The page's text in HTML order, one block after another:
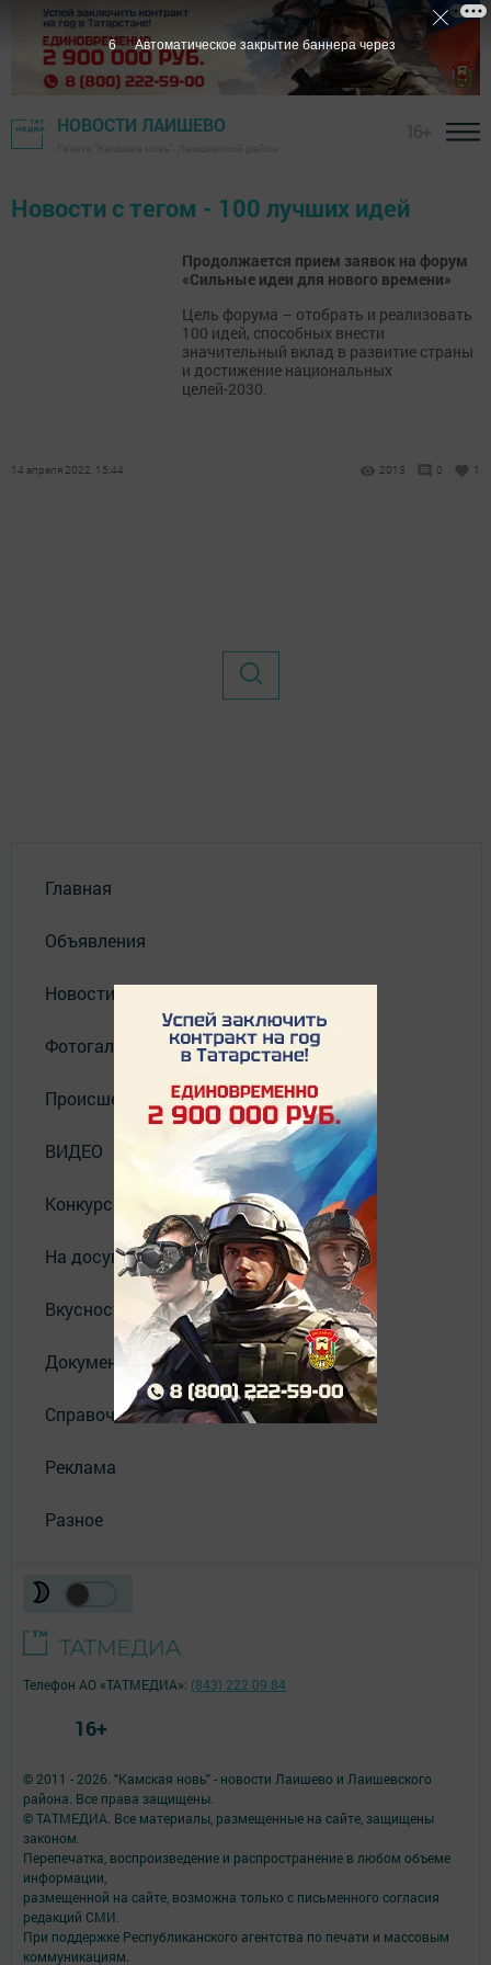
НОВОСТИ ЛАИШЕВО
Новости с тегом - 100 лучших идей
Продолжается прием заявок на форум
«Сильные идеи для нового времени»
Цель форума – отобрать и реализовать
100 идей, способных внести
значительный вклад в развитие страны
и достижение национальных
целей-2030.
14 апреля 2022, 15:44 2013 0 1
Главная
Объявления
Новости
Фотогалерея
Происшествия
ВИДЕО
Конкурсы
На досуге
Вкусности
Документы
Справочник
Реклама
Разное
© 2011 - 2026. "Камская новь" - новости Лаишево и Лаишевского
района. Все права защищены.
© ТАТМЕДИА. Все материалы, размещенные на сайте, защищены
законом.
Перепечатка, воспроизведение и распространение в любом объеме
информации,
размещенной на сайте, возможна только с письменного согласия
редакций СМИ.
При поддержке Республиканского агентства по печати и массовым
коммуникациям.
Телефон АО «ТАТМЕДИА»: (843) 222 09 84
16+
6 Автоматическое закрытие баннера через